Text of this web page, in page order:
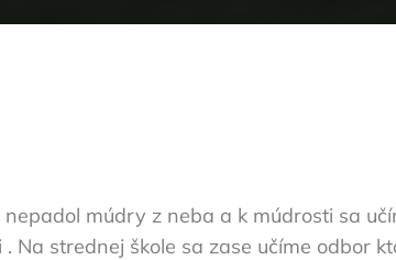
múdry z neba a k múdrosti sa
Na strednej škole sa zase učíme odbor